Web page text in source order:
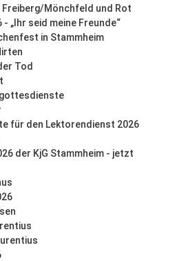
Mönchfeld und Rot
„Ihr seid meine Freunde“
in Stammheim
Tod
für den Lektorendienst 2026
der KjG Stammheim - jetzt